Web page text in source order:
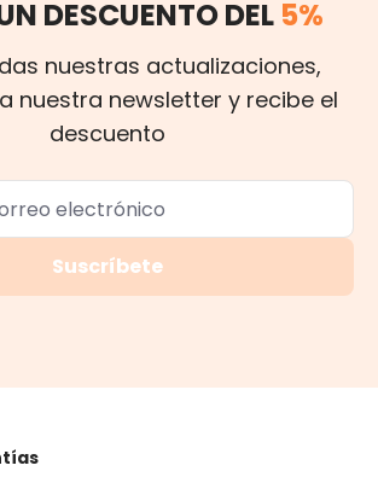
DESCUENTO DEL 5%
nuestras actualizaciones,
nuestra newsletter y recibe el
descuento
Suscríbete